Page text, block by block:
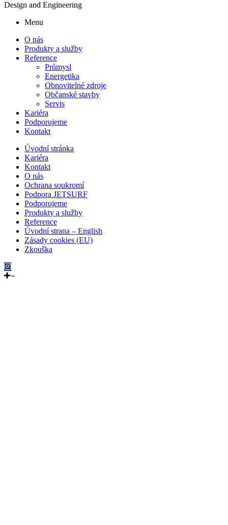
Design and Engineering
Menu
O nás
Produkty a služby
Reference
Průmysl
Energetika
Obnovitelné zdroje
Občanské stavby
Servis
Kariéra
Podporujeme
Kontakt
Úvodní stránka
Kariéra
Kontakt
O nás
Ochrana soukromí
Podpora JETSURF
Podporujeme
Produkty a služby
Reference
Úvodní strana – English
Zásady cookies (EU)
Zkouška